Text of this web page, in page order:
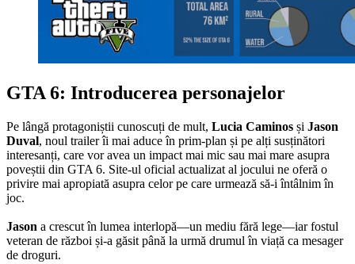
GTA 6: Introducerea personajelor
Pe lângă protagoniștii cunoscuți de mult, Lucia Caminos și Jason
Duval, noul trailer îi mai aduce în prim-plan și pe alți susținători
interesanți, care vor avea un impact mai mic sau mai mare asupra
poveștii din GTA 6. Site-ul oficial actualizat al jocului ne oferă o
privire mai apropiată asupra celor pe care urmează să-i întâlnim în
joc.
Jason a crescut în lumea interlopă—un mediu fără lege—iar fostul
veteran de război și-a găsit până la urmă drumul în viață ca mesager
de droguri.